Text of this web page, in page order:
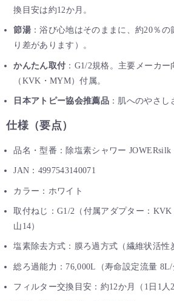
換目安は約12か月。
節湯：浴び心地はそのままに、約20％の
り差があります）。
かんたん取付 ：G1/2規格。主要メーカ
（KVK・MYM）付属。
日本アトピー協会推薦品 ：肌へのやさし
仕様（要点）
品名・型番：除塩素シャワー JOWERsilk
JAN：4997543140071
カラー：ホワイト
取付ねじ：G1/2（付属アダプター：
山14）
塩素除去方式：膜ろ過方式（繊維状活性
総ろ過能力：76,000L（寿命設定流量 8L/
フィルター交換目安：約12か月（1日1人